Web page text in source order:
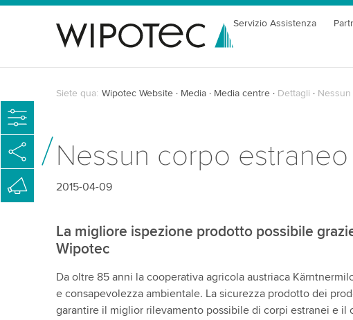
Servizio Assistenza
Siete qua: Wipotec Website Media Media centre Dettagli
Nessun corpo
2015-04-09
La migliore ispezione prodotto possibile
Wipotec
Da oltre 85 anni la cooperativa agricola austriaca
e consapevolezza ambientale. La sicurezza prodotto dei
garantire il miglior rilevamento possibile di corpi estranei e